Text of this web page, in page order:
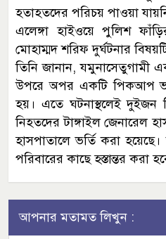
হতাহতদের পরিচয় পাওয়া
এলেঙ্গা হাইওয়ে পুলিশ
মোহাম্মদ শরিফ দুর্ঘটনার
তিনি জানান, যমুনাসেতুগামী
উপরে অপর একটি পিকআপ
হয়। এতে ঘটনাস্থলেই
নিহতদের টাঙ্গাইল জেনারেল
হাসপাতালে ভর্তি করা
পরিবারের কাছে হস্তান্তর করা
আপনার মতামত লিখুন :